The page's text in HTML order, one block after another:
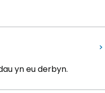
yn eu derbyn.